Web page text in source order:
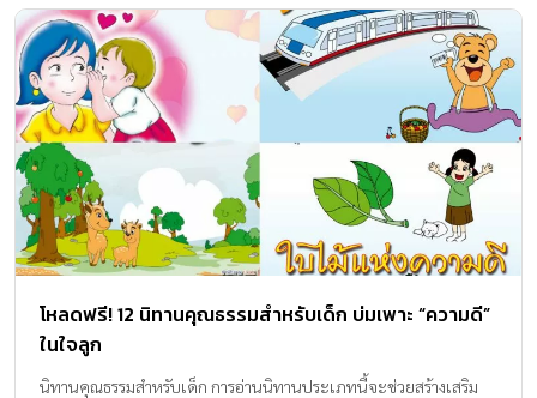
โหลดฟรี! 12 นิทานคุณธรรมสำหรับเด็ก บ่มเพาะ “ความดี”
ในใจลูก
นิทานคุณธรรมสำหรับเด็ก การอ่านนิทานประเภทนี้จะช่วยสร้างเสริม